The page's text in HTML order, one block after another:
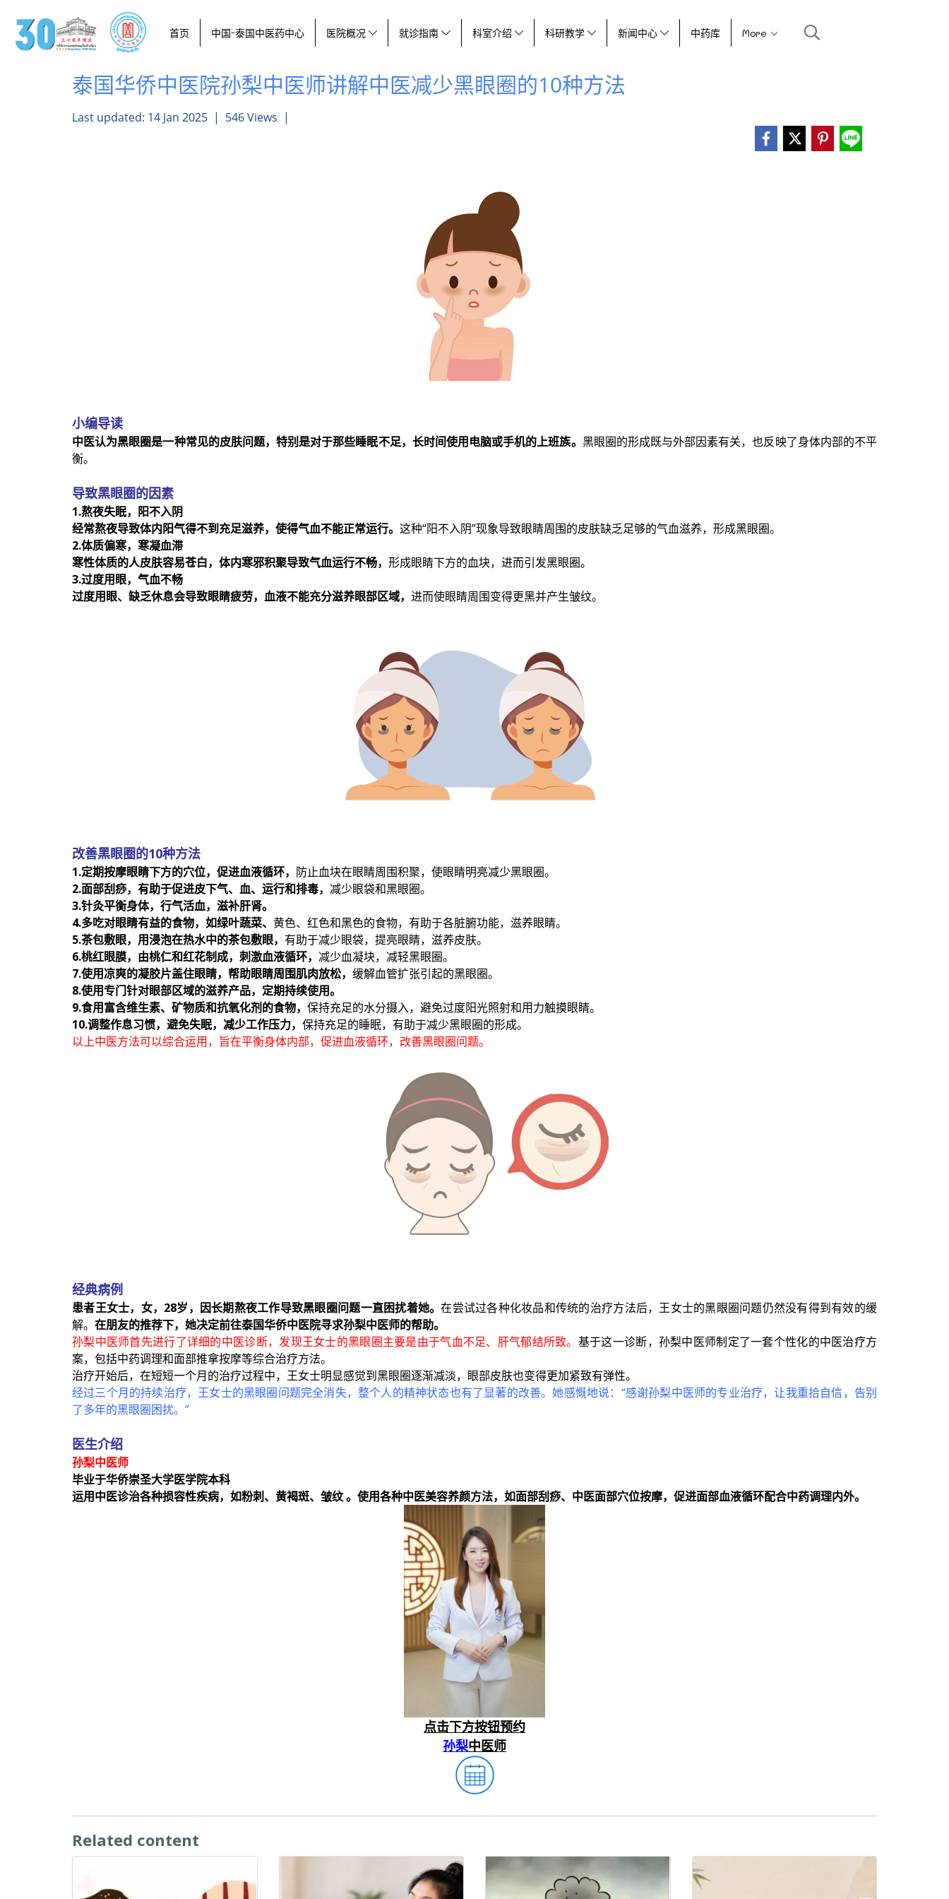
首页 中国-泰国中医药中心 医院概况 就诊指南 科室介绍 科研教学 新闻中心 中药库 More
泰国华侨中医院孙梨中医师讲解中医减少黑眼圈的10种方法
Last updated: 14 Jan 2025 | 546 Views |
小编导读
中医认为黑眼圈是一种常见的皮肤问题，特别是对于那些睡眠不足，长时间使用电脑或手机的上班族。 黑眼圈的形成既与外部因素有关，也反映了身体内部的不平
衡。
导致黑眼圈的因素
1.熬夜失眠，阳不入阴
经常熬夜导致体内阳气得不到充足滋养，使得气血不能正常运行。 这种“阳不入阴”现象导致眼睛周围的皮肤缺乏足够的气血滋养，形成黑眼圈。
2.体质偏寒，寒凝血滞
寒性体质的人皮肤容易苍白，体内寒邪积聚导致气血运行不畅， 形成眼睛下方的血块，进而引发黑眼圈。
3.过度用眼，气血不畅
过度用眼、缺乏休息会导致眼睛疲劳，血液不能充分滋养眼部区域， 进而使眼睛周围变得更黑并产生皱纹。
改善黑眼圈的10种方法
1.定期按摩眼睛下方的穴位，促进血液循环， 防止血块在眼睛周围积聚，使眼睛明亮减少黑眼圈。
2.面部刮痧，有助于促进皮下气、血、运行和排毒， 减少眼袋和黑眼圈。
3.针灸平衡身体，行气活血，滋补肝肾。
4.多吃对眼睛有益的食物，如绿叶蔬菜、 黄色、红色和黑色的食物，有助于各脏腑功能，滋养眼睛。
5.茶包敷眼，用浸泡在热水中的茶包敷眼， 有助于减少眼袋，提亮眼睛，滋养皮肤。
6.桃红眼膜，由桃仁和红花制成，刺激血液循环， 减少血凝块，减轻黑眼圈。
7.使用凉爽的凝胶片盖住眼睛，帮助眼睛周围肌肉放松， 缓解血管扩张引起的黑眼圈。
8.使用专门针对眼部区域的滋养产品，定期持续使用。
9.食用富含维生素、矿物质和抗氧化剂的食物， 保持充足的水分摄入，避免过度阳光照射和用力触摸眼睛。
10.调整作息习惯，避免失眠，减少工作压力， 保持充足的睡眠，有助于减少黑眼圈的形成。
以上中医方法可以综合运用，旨在平衡身体内部，促进血液循环，改善黑眼圈问题。
经典病例
患者王女士，女，28岁，因长期熬夜工作导致黑眼圈问题一直困扰着她。在尝试过各种化妆品和传统的治疗方法后，王女士的黑眼圈问题仍然没有得到有效的缓
解。 在朋友的推荐下，她决定前往泰国华侨中医院寻求孙梨中医师的帮助。
孙梨中医师首先进行了详细的中医诊断，发现王女士的黑眼圈主要是由于气血不足、肝气郁结所致。 基于这一诊断，孙梨中医师制定了一套个性化的中医治疗方
案，包括中药调理和面部推拿按摩等综合治疗方法。
治疗开始后，在短短一个月的治疗过程中，王女士明显感觉到黑眼圈逐渐减淡，眼部皮肤也变得更加紧致有弹性。
经过三个月的持续治疗，王女士的黑眼圈问题完全消失，整个人的精神状态也有了显著的改善。她感慨地说：“感谢孙梨中医师的专业治疗，让我重拾自信，告别
了多年的黑眼圈困扰。”
医生介绍
孙梨中医师
毕业于华侨崇圣大学医学院本科
运用中医诊治各种损容性疾病，如粉刺、黄褐斑、皱纹 。使用各种中医美容养颜方法，如面部刮痧、中医面部穴位按摩，促进面部血液循环配合中药调理内外。
点击下方按钮预约
孙梨中医师
Related content